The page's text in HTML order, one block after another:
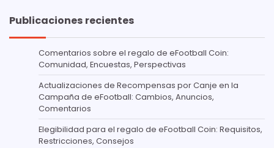
Publicaciones recientes
Comentarios sobre el regalo de eFootball Coin:
Comunidad, Encuestas, Perspectivas
Actualizaciones de Recompensas por Canje en la
Campaña de eFootball: Cambios, Anuncios,
Comentarios
Elegibilidad para el regalo de eFootball Coin: Requisitos,
Restricciones, Consejos